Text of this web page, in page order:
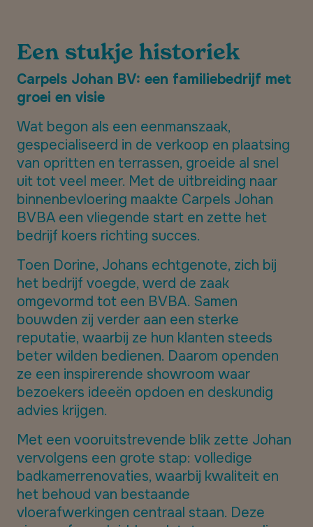
Een stukje historiek
Carpels Johan BV: een familiebedrijf met
groei en visie
Wat begon als een eenmanszaak,
gespecialiseerd in de verkoop en plaatsing
van opritten en terrassen, groeide al snel
uit tot veel meer. Met de uitbreiding naar
binnenbevloering maakte Carpels Johan
BVBA een vliegende start en zette het
bedrijf koers richting succes.
Toen Dorine, Johans echtgenote, zich bij
het bedrijf voegde, werd de zaak
omgevormd tot een BVBA. Samen
bouwden zij verder aan een sterke
reputatie, waarbij ze hun klanten steeds
beter wilden bedienen. Daarom openden
ze een inspirerende showroom waar
bezoekers ideeën opdoen en deskundig
advies krijgen.
Met een vooruitstrevende blik zette Johan
vervolgens een grote stap: volledige
badkamerrenovaties, waarbij kwaliteit en
het behoud van bestaande
vloerafwerkingen centraal staan. Deze